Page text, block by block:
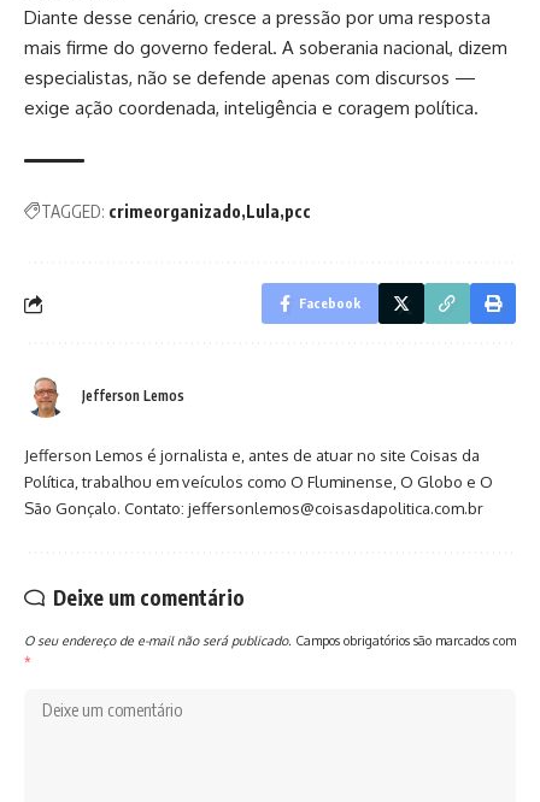
Diante desse cenário, cresce a pressão por uma resposta
mais firme do governo federal. A soberania nacional, dizem
especialistas, não se defende apenas com discursos —
exige ação coordenada, inteligência e coragem política.
TAGGED: crimeorganizado Lula pcc
Facebook
Jefferson Lemos
Jefferson Lemos é jornalista e, antes de atuar no site Coisas da
Política, trabalhou em veículos como O Fluminense, O Globo e O
São Gonçalo. Contato: jeffersonlemos@coisasdapolitica.com.br
Deixe um comentário
O seu endereço de e-mail não será publicado. Campos obrigatórios são marcados com
*